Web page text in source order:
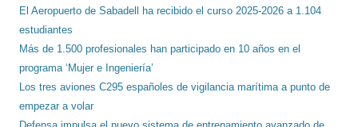
El Aeropuerto de Sabadell ha recibido el curso 2025-2026 a 1.104
estudiantes
Más de 1.500 profesionales han participado en 10 años en el
programa ‘Mujer e Ingeniería’
Los tres aviones C295 españoles de vigilancia marítima a punto de
empezar a volar